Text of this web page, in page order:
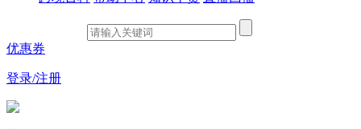
优惠券
登录/注册